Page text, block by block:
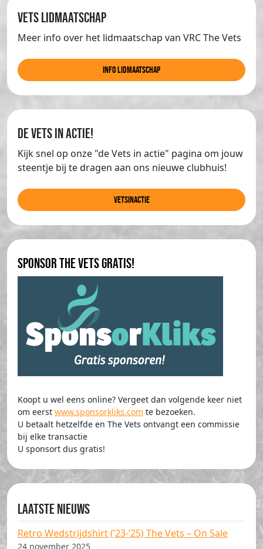
Vets lidmaatschap
Meer info over het lidmaatschap van VRC The Vets
info lidmaatschap
de Vets in actie!
Kijk snel op onze "de Vets in actie" pagina om jouw
steentje bij te dragen aan ons nieuwe clubhuis!
Vetsinactie
Sponsor The Vets gratis!
Koopt u wel eens online? Vergeet dan volgende keer niet
om eerst www.sponsorkliks.com te bezoeken.
U betaalt hetzelfde en The Vets ontvangt een commissie
bij elke transactie
U sponsort dus gratis!
Laatste nieuws
Retro Wedstrijdshirt (’23-’25) The Vets – On Sale
24 november 2025